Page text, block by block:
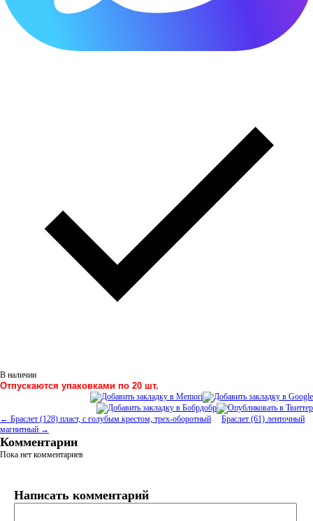
В наличии
Отпускаются упаковками по 20 шт.
← Браслет (128) пласт, с голубым крестом, трех-оборотный
Браслет (61) ленточный
магнитный →
Комментарии
Пока нет комментариев
Написать комментарий